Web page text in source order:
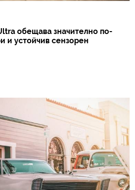
обещава значително по-
и устойчив сензорен